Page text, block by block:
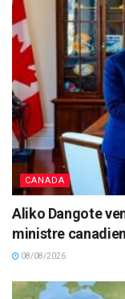
CANADA
Aliko Dangote
ministre
08/08/2026